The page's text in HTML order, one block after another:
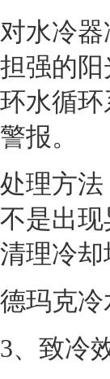
对水冷
担强的
环水循
警报。
处理方
不是出
清理冷
德玛克
3、致冷